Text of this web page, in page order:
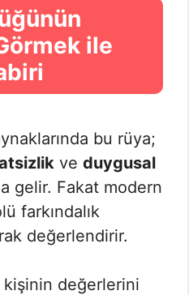
ile
bu rüya;
ve duygusal
gelir. Fakat modern
farkındalık
değerlendirir.
kişinin değerlerini